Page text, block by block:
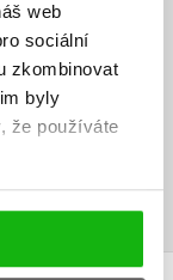
web
sociální
zkombinovat
byly
že používáte
hodnocení.
uživatelé